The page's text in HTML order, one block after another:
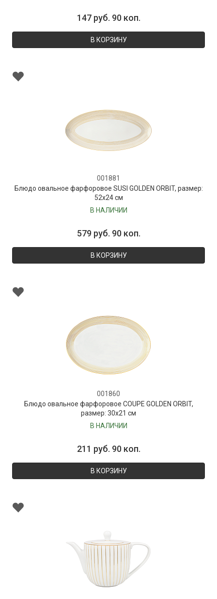
147 руб. 90 коп.
В КОРЗИНУ
001881
Блюдо овальное фарфоровое SUSI GOLDEN ORBIT, размер:
52х24 см
В НАЛИЧИИ
579 руб. 90 коп.
В КОРЗИНУ
001860
Блюдо овальное фарфоровое COUPE GOLDEN ORBIT,
размер: 30х21 см
В НАЛИЧИИ
211 руб. 90 коп.
В КОРЗИНУ